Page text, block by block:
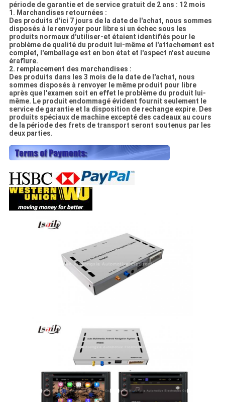
période de garantie et de service gratuit de 2 ans : 12 mois
1. Marchandises retournées :
Des produits d'ici 7 jours de la date de l'achat, nous sommes
disposés à le renvoyer pour libre si un échec sous les
produits normaux d'utiliser-et étaient identifiés pour le
problème de qualité du produit lui-même et l'attachement est
complet, l'emballage est en bon état et l'aspect n'est aucune
éraflure.
2. remplacement des marchandises :
Des produits dans les 3 mois de la date de l'achat, nous
sommes disposés à renvoyer le même produit pour libre
après que l'examen soit en effet le problème du produit lui-
même. Le produit endommagé évident fournit seulement le
service de garantie et la disposition de rechange expire. Des
produits spéciaux de machine excepté des cadeaux au cours
de la période des frets de transport seront soutenus par les
deux parties.